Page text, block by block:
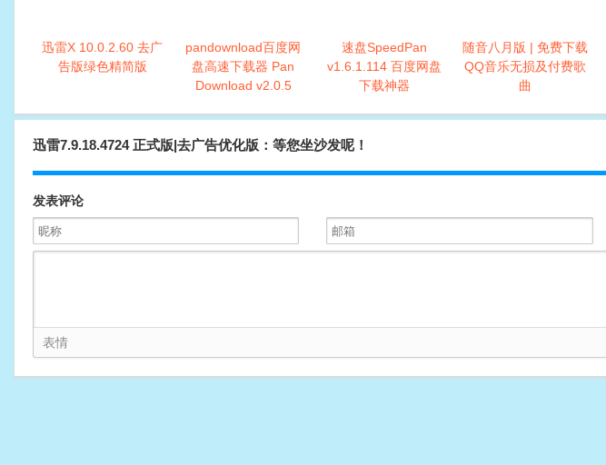
迅雷X 10.0.2.60 去广
告版绿色精简版
pandownload百度网
盘高速下载器 Pan
Download v2.0.5
速盘SpeedPan
v1.6.1.114 百度网盘
下载神器
随音八月版 | 免费下载
QQ音乐无损及付费歌
曲
迅雷7.9.18.4724 正式版|去广告优化版：等您坐沙发呢！
发表评论
表情